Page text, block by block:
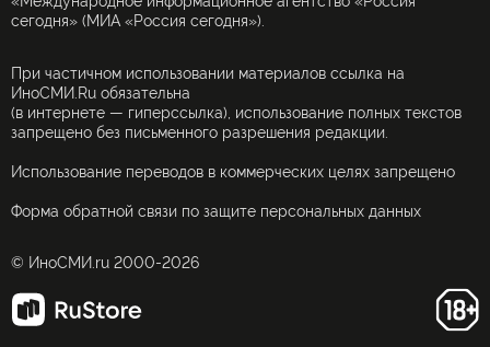
сегодня» (МИА «Россия сегодня»).
При частичном использовании материалов ссылка на
ИноСМИ.Ru обязательна
(в интернете — гиперссылка), использование полных текстов
запрещено без письменного разрешения редакции.
Использование переводов в коммерческих целях запрещено
Форма обратной связи по защите персональных данных
© ИноСМИ.ru 2000-2026